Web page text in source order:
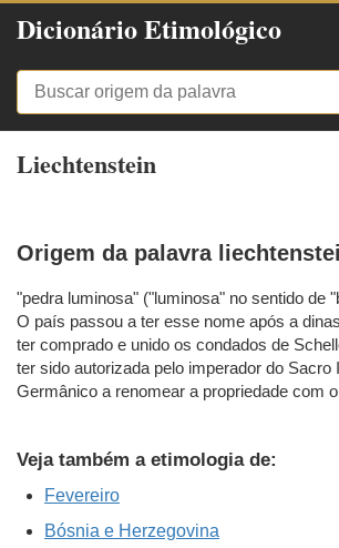
Dicionário Etimológico
Liechtenstein
Origem da palavra
"pedra luminosa" ("luminosa" no sentido de
O país passou a ter esse nome após a
ter comprado e unido os condados de
ter sido autorizada pelo imperador do Sacro
Germânico a renomear a propriedade com
Veja também a etimologia de:
Fevereiro
Bósnia e Herzegovina